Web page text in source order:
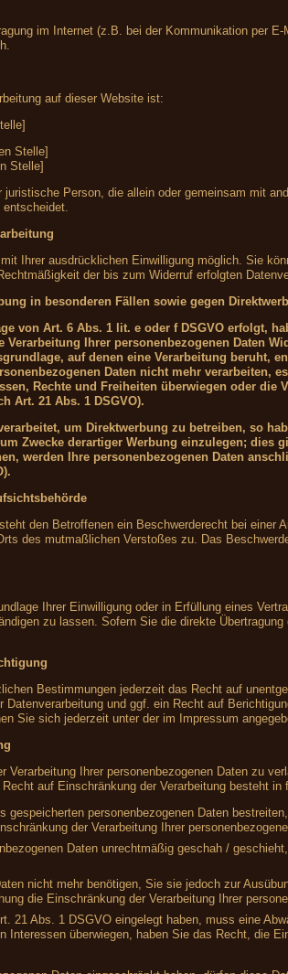
im Internet (z.B. bei der Kommunikation per
auf dieser Website ist:
Stelle]
Stelle]
Person, die allein oder gemeinsam mit
Ihrer ausdrücklichen Einwilligung möglich. Sie
der bis zum Widerruf erfolgten
in besonderen Fällen sowie gegen
von Art. 6 Abs. 1 lit. e oder f DSGVO erfolgt,
Verarbeitung Ihrer personenbezogenen Daten
auf denen eine Verarbeitung beruht,
Daten nicht mehr verarbeiten,
Rechte und Freiheiten überwiegen oder
Art. 21 Abs. 1 DSGVO).
um Direktwerbung zu betreiben, so
Zwecke derartiger Werbung einzulegen;
werden Ihre personenbezogenen Daten
den Betroffenen ein Beschwerderecht bei
des mutmaßlichen Verstoßes zu. Das
Ihrer Einwilligung oder in Erfüllung eines
zu lassen. Sofern Sie die direkte
Bestimmungen jederzeit das Recht auf
Datenverarbeitung und ggf. ein Recht auf
Sie sich jederzeit unter der im Impressum
Verarbeitung Ihrer personenbezogenen Daten zu
auf Einschränkung der Verarbeitung besteht in
gespeicherten personenbezogenen Daten
der Verarbeitung Ihrer
Daten unrechtmäßig geschah /
nicht mehr benötigen, Sie sie jedoch zur
die Einschränkung der Verarbeitung Ihrer
21 Abs. 1 DSGVO eingelegt haben, muss eine
überwiegen, haben Sie das Recht, die